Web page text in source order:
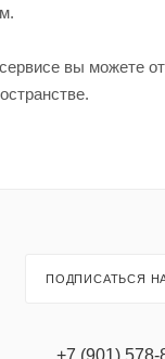
вы можете
ПОДПИСАТЬСЯ